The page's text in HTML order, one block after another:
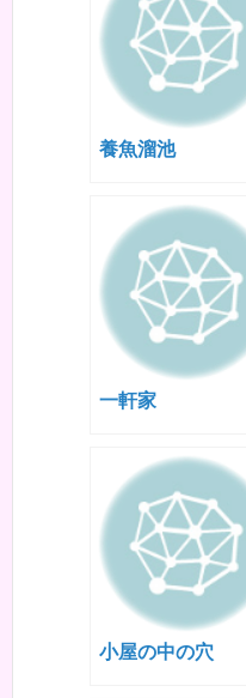
養魚溜池
一軒家
小屋の中の穴